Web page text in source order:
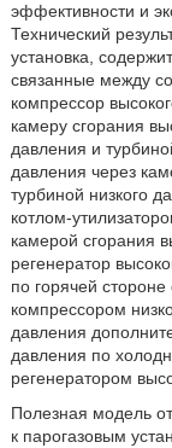
эффективности и
Технический
установка,
связанные между
компрессор
камеру сгорания
давления и
давления через
турбиной низкого
котлом-
камерой сгорания
регенератор
по горячей
компрессором
давления
давления по
регенератором
Полезная модель
к парогазовым